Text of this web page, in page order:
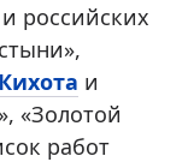
российских
и
», «Золотой
работ